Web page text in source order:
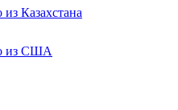
из Казахстана
из США